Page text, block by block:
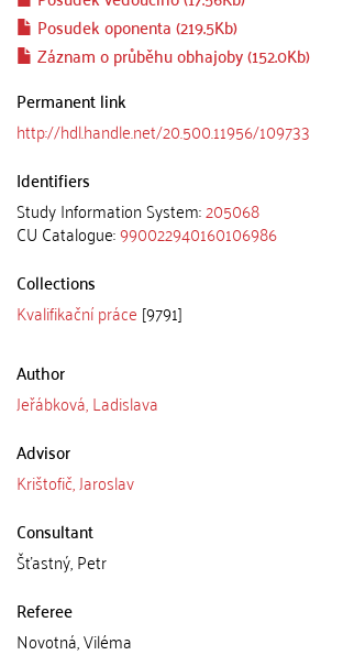
Posudek oponenta (219.5Kb)
Záznam o průběhu obhajoby (152.0Kb)
Permanent link
http://hdl.handle.net/20.500.11956/109733
Identifiers
Study Information System:205068
CU Catalogue:990022940160106986
Collections
Kvalifikační práce [9791]
Author
Jeřábková, Ladislava
Advisor
Krištofič, Jaroslav
Consultant
Šťastný, Petr
Referee
Novotná, Viléma